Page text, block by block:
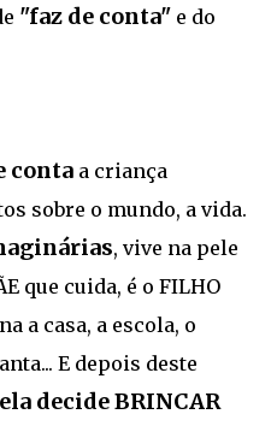
"faz de conta" e do
conta a criança
sobre o mundo, a vida.
, vive na pele
que cuida, é o FILHO
a casa, a escola, o
E depois deste
ela decide BRINCAR